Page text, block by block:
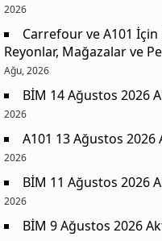
2026
Carrefour ve A101
Reyonlar, Mağazalar ve
Ağu, 2026
BİM 14 Ağustos 2026
2026
A101 13 Ağustos
2026
BİM 11 Ağustos 2026
2026
BİM 9 Ağustos 2026